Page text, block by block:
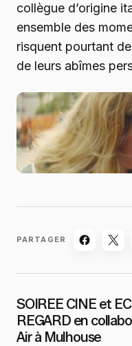
collègue d’origine
ensemble des
risquent pourtant
de leurs abîmes
PARTAGER
SOIREE CINE et
REGARD en
Air à Mulhouse